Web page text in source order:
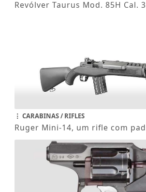
Revólver Taurus Mod. 85H Cal.
CARABINAS / RIFLES
Ruger Mini-14, um rifle com